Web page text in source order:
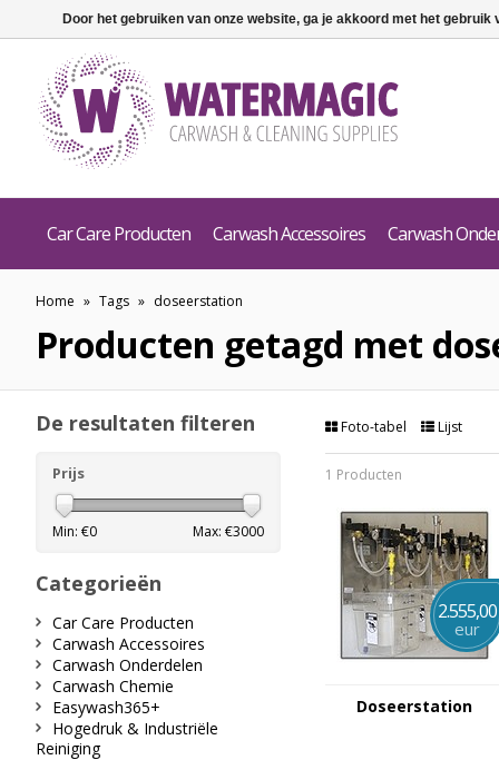
Car Care Producten Carwash Accessoires Carwash
Home » Tags » doseerstation
Producten getagd met
Foto-tabel Lijst
1 Producten
2.555,00
eur
Doseerstation
De resultaten filteren
Prijs
Min: €0 Max: €3000
Categorieën
Car Care Producten
Carwash Accessoires
Carwash Onderdelen
Carwash Chemie
Easywash365+
Hogedruk & Industriële
Reiniging
Door het gebruiken van onze website, ga je akkoord met het